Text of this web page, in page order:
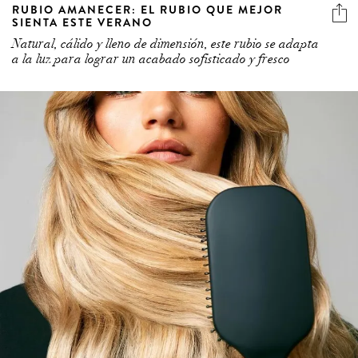
RUBIO AMANECER: EL RUBIO QUE MEJOR
SIENTA ESTE VERANO
Natural, cálido y lleno de dimensión, este rubio se adapta
a la luz para lograr un acabado sofisticado y fresco